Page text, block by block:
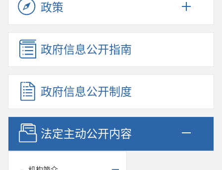
政策
政府信息公开指南
政府信息公开制度
法定主动公开内容